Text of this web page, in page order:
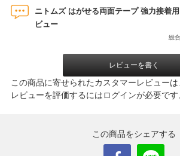
ニトムズ はがせる両面テープ 強力接着
ビュー
総
レビューを書く
この商品に寄せられたカスタマーレビューは
レビューを評価するにはログインが必要です
この商品をシェアする